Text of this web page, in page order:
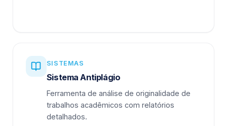
SISTEMAS
Sistema Antiplágio
Ferramenta de análise de originalidade de
trabalhos acadêmicos com relatórios
detalhados.